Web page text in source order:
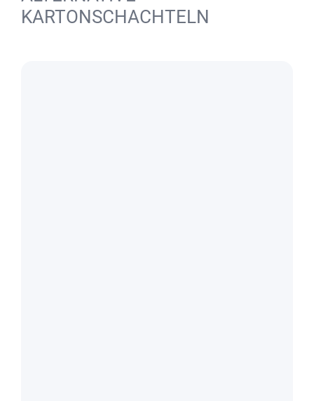
KARTONSCHACHTELN